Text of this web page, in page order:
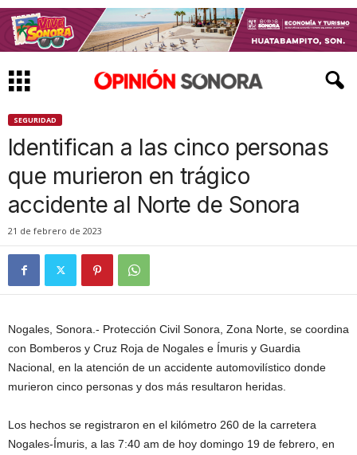
SEGURIDAD
Identifican a las cinco personas
que murieron en trágico
accidente al Norte de Sonora
21 de febrero de 2023
Nogales, Sonora.- Protección Civil Sonora, Zona Norte, se coordina
con Bomberos y Cruz Roja de Nogales e Ímuris y Guardia
Nacional, en la atención de un accidente automovilístico donde
murieron cinco personas y dos más resultaron heridas.
Los hechos se registraron en el kilómetro 260 de la carretera
Nogales-Ímuris, a las 7:40 am de hoy domingo 19 de febrero, en